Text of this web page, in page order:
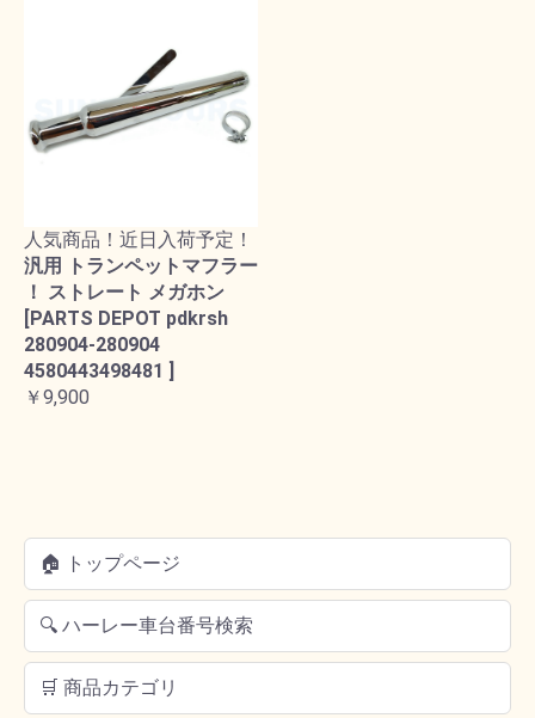
人気商品！近日入荷予定！
汎用 トランペットマフラー
！ ストレート メガホン
[PARTS DEPOT pdkrsh
280904-280904
4580443498481 ]
￥9,900
🏠 トップページ
🔍 ハーレー車台番号検索
🛒 商品カテゴリ